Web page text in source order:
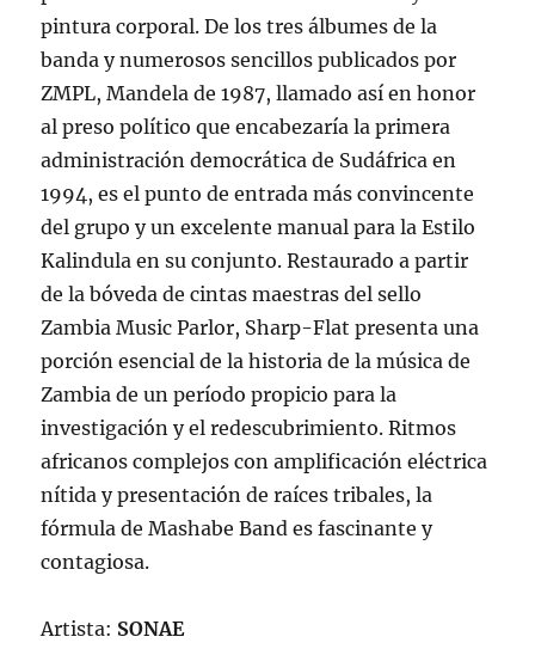
pintura corporal. De los tres álbumes de la
banda y numerosos sencillos publicados por
ZMPL, Mandela de 1987, llamado así en honor
al preso político que encabezaría la primera
administración democrática de Sudáfrica en
1994, es el punto de entrada más convincente
del grupo y un excelente manual para la Estilo
Kalindula en su conjunto. Restaurado a partir
de la bóveda de cintas maestras del sello
Zambia Music Parlor, Sharp-Flat presenta una
porción esencial de la historia de la música de
Zambia de un período propicio para la
investigación y el redescubrimiento. Ritmos
africanos complejos con amplificación eléctrica
nítida y presentación de raíces tribales, la
fórmula de Mashabe Band es fascinante y
contagiosa.
Artista: SONAE